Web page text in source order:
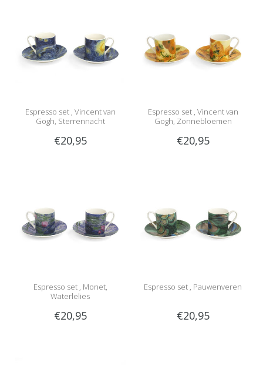
Espresso set , Vincent van
Gogh, Sterrennacht
€20,95
Espresso set , Vincent van
Gogh, Zonnebloemen
€20,95
Espresso set , Monet,
Waterlelies
€20,95
Espresso set , Pauwenveren
€20,95